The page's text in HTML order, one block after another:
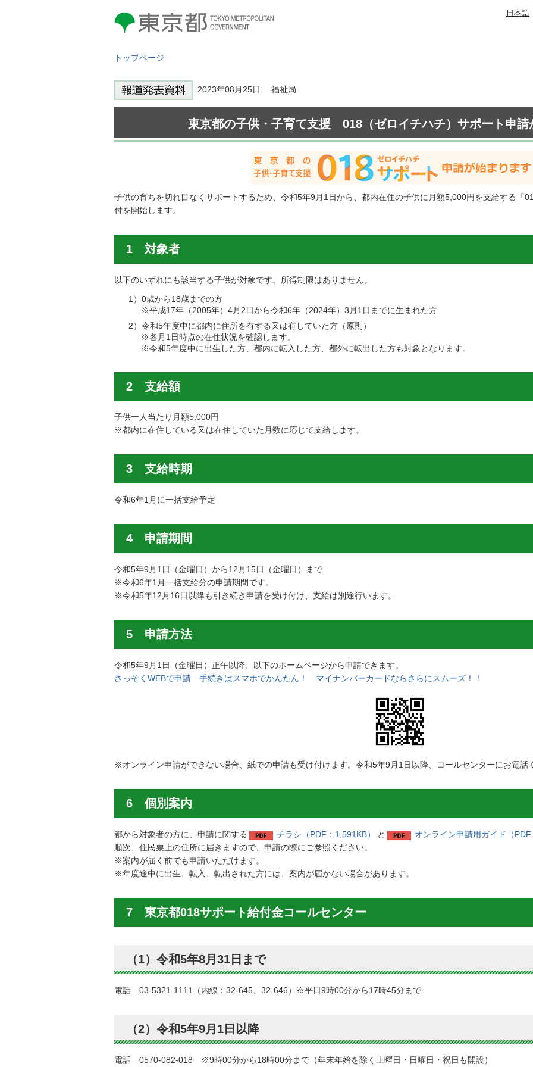
東京都 TOKYO METROPOLITAN
GOVERNMENT
日本語
トップページ
2023年08月25日 福祉局
東京都の子供・子育て支援 018（ゼロイチハチ）サポート申請
子供の育ちを切れ目なくサポートするため、令和5年9月1日から、都内在住の子供に月額5,000円を支給する「
付を開始します。
1 対象者
以下のいずれにも該当する子供が対象です。所得制限はありません。
1）0歳から18歳までの方
※平成17年（2005年）4月2日から令和6年（2024年）3月1日までに生まれた方
2）令和5年度中に都内に住所を有する又は有していた方（原則）
※各月1日時点の在住状況を確認します。
※令和5年度中に出生した方、都内に転入した方、都外に転出した方も対象となります。
2 支給額
子供一人当たり月額5,000円
※都内に在住している又は在住していた月数に応じて支給します。
3 支給時期
令和6年1月に一括支給予定
4 申請期間
令和5年9月1日（金曜日）から12月15日（金曜日）まで
※令和6年1月一括支給分の申請期間です。
※令和5年12月16日以降も引き続き申請を受け付け、支給は別途行います。
5 申請方法
令和5年9月1日（金曜日）正午以降、以下のホームページから申請できます。
さっそくWEBで申請 手続きはスマホでかんたん！ マイナンバーカードならさらにスムーズ！！
※オンライン申請ができない場合、紙での申請も受け付けます。令和5年9月1日以降、コールセンターにお電話
6 個別案内
都から対象者の方に、申請に関する チラシ（PDF：1,591KB） と オンライン申請用ガイド（PDF
順次、住民票上の住所に届きますので、申請の際にご参照ください。
※案内が届く前でも申請いただけます。
※年度途中に出生、転入、転出された方には、案内が届かない場合があります。
7 東京都018サポート給付金コールセンター
（1）令和5年8月31日まで
電話 03-5321-1111 （内線：32-645、32-646）※平日9時00分から17時45分まで
（2）令和5年9月1日以降
電話 0570-082-018 ※9時00分から18時00分まで（年末年始を除く土曜日・日曜日・祝日も開設）